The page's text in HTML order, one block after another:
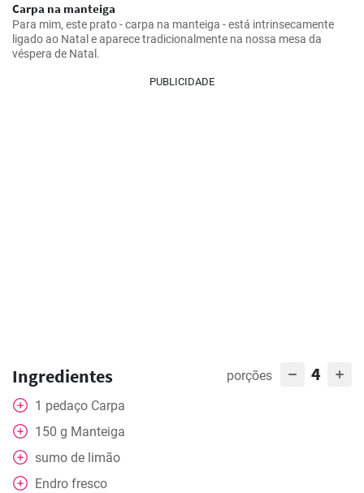
Carpa na manteiga
Para mim, este prato - carpa na manteiga - está intrinsecamente
ligado ao Natal e aparece tradicionalmente na nossa mesa da
véspera de Natal.
PUBLICIDADE
Ingredientes porções 4
1 pedaço Carpa
150 g Manteiga
sumo de limão
Endro fresco